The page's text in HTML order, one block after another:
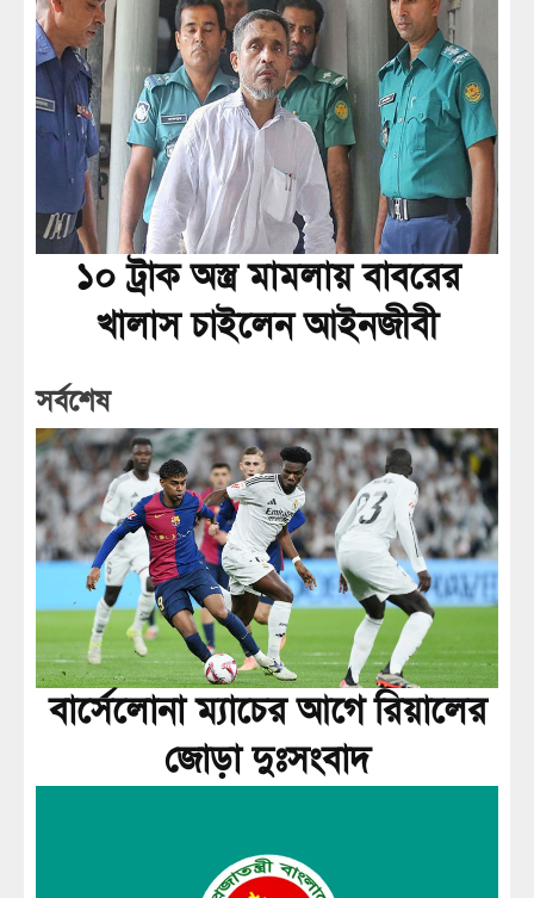
১০ ট্রাক অস্ত্র মামলায় বাবরের
খালাস চাইলেন আইনজীবী
সর্বশেষ
বার্সেলোনা ম্যাচের আগে রিয়ালের
জোড়া দুঃসংবাদ